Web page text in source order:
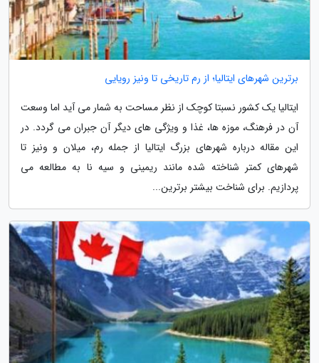
برترین شهرهای ایتالیا؛ از رم تاریخی تا ونیز رویایی
ایتالیا یک کشور نسبتا کوچک از نظر مساحت به شمار می آید اما وسعت
آن در فرهنگ، موزه ها، غذا و ویژگی های دیگر آن جبران می گردد. در
این مقاله درباره شهرهای بزرگ ایتالیا از جمله رم، میلان و ونیز تا
شهرهای کمتر شناخته شده مانند ریمینی و سیه نا به مطالعه می
پردازیم. برای شناخت بیشتر برترین...